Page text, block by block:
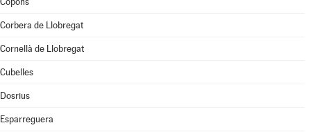
Corbera de Llobregat
Cornellà de Llobregat
Cubelles
Dosrius
Esparreguera